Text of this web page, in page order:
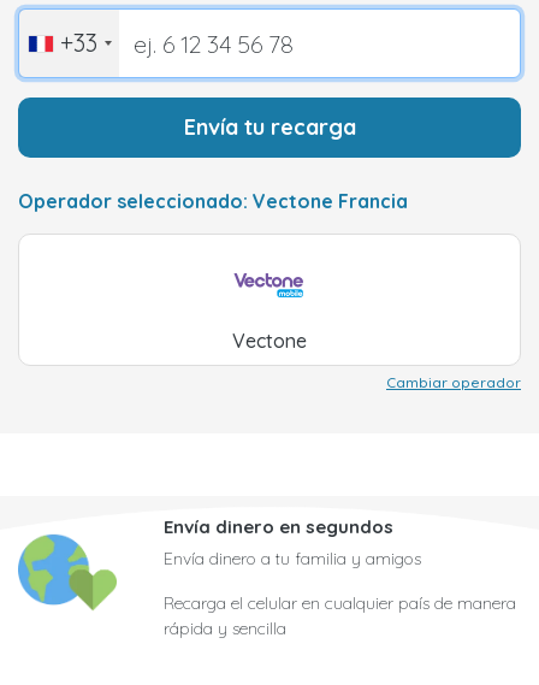
+33
Envía tu recarga
Operador seleccionado: Vectone Francia
Vectone
Cambiar operador
Envía dinero en segundos
Envía dinero a tu familia y amigos
Recarga el celular en cualquier país de manera
rápida y sencilla